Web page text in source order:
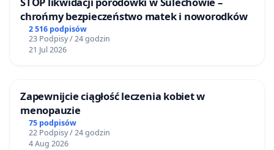
chrońmy bezpieczeństwo matek i noworodków
2 516 podpisów
23 Podpisy / 24 godzin
21 Jul 2026
Zapewnijcie ciągłość leczenia kobiet w
menopauzie
75 podpisów
22 Podpisy / 24 godzin
4 Aug 2026